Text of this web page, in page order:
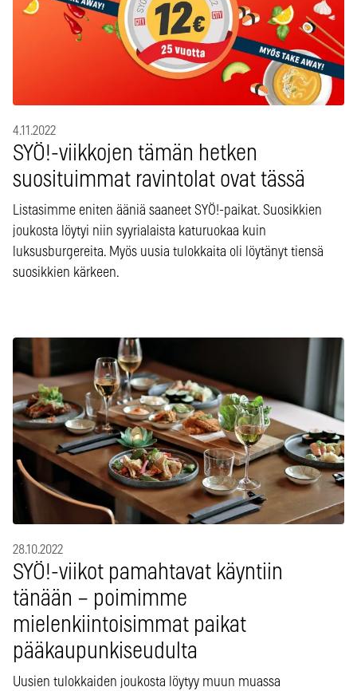
4.11.2022
SYÖ!-viikkojen tämän hetken
suosituimmat ravintolat ovat tässä
Listasimme eniten ääniä saaneet SYÖ!-paikat. Suosikkien
joukosta löytyi niin syyrialaista katuruokaa kuin
luksusburgereita. Myös uusia tulokkaita oli löytänyt tiensä
suosikkien kärkeen.
28.10.2022
SYÖ!-viikot pamahtavat käyntiin
tänään – poimimme
mielenkiintoisimmat paikat
pääkaupunkiseudulta
Uusien tulokkaiden joukosta löytyy muun muassa